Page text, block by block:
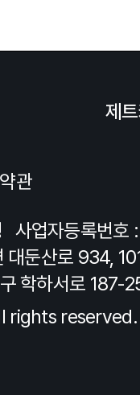
제
관
사업자등록번
대둔산로 934,
학하서로 187-
rights reserved.